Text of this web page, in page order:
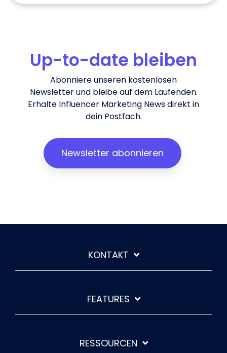
Up-to-date bleiben
Abonniere unseren kostenlosen
Newsletter und bleibe auf dem Laufenden.
Erhalte Influencer Marketing News direkt in
dein Postfach.
Newsletter abonnieren
KONTAKT
FEATURES
RESSOURCEN